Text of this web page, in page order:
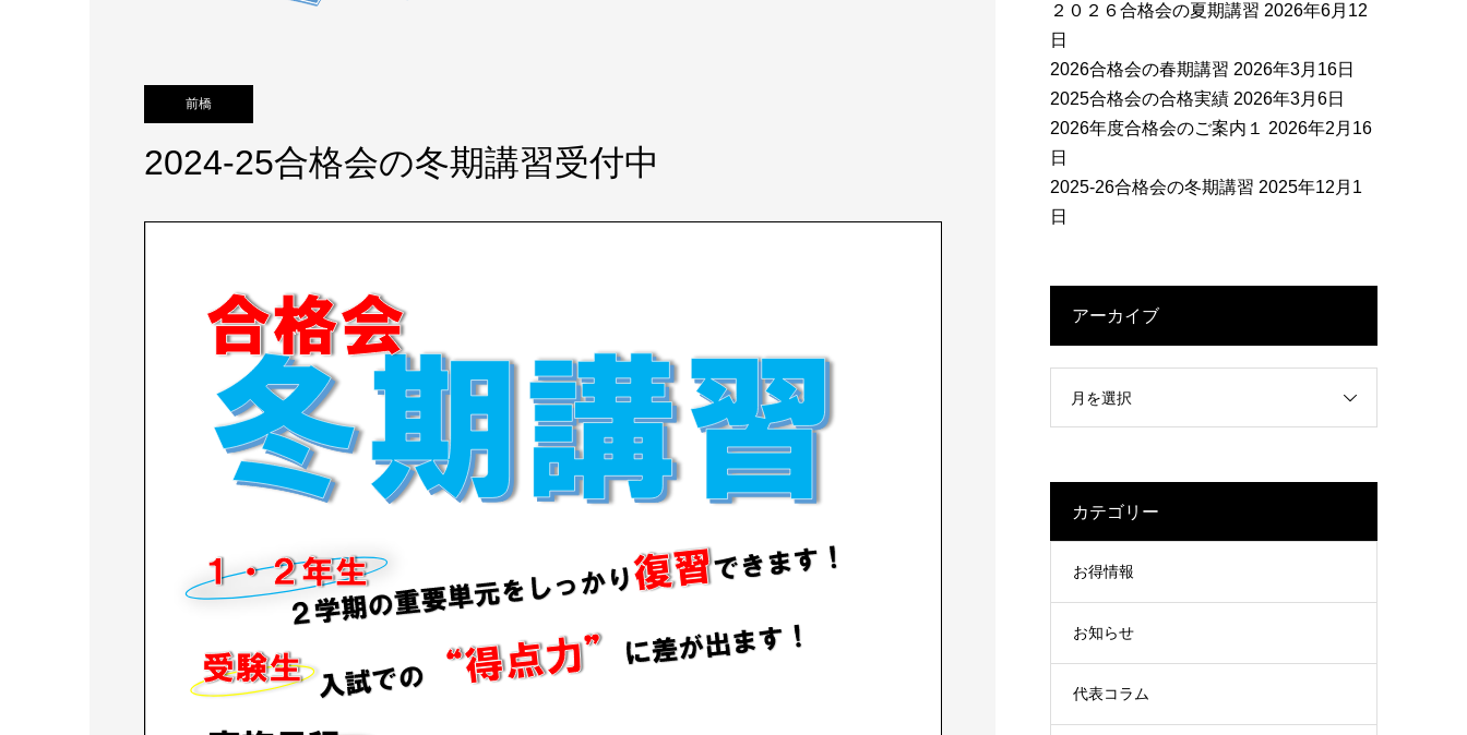
前橋
2024-25合格会の冬期講習受付中
２０２６合格会の夏期講習 2026年6月12
日
2026合格会の春期講習 2026年3月16日
2025合格会の合格実績 2026年3月6日
2026年度合格会のご案内１
2026年2月16
日
2025-26合格会の冬期講習 2025年12月1
日
アーカイブ
月を選択
カテゴリー
お得情報
お知らせ
代表コラム